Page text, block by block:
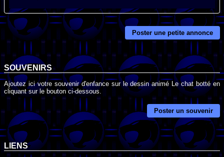
Poster une petite annonce
SOUVENIRS
Ajoutez ici votre souvenir d'enfance sur le dessin animé Le chat botté en
cliquant sur le bouton ci-dessous.
Poster un souvenir
LIENS